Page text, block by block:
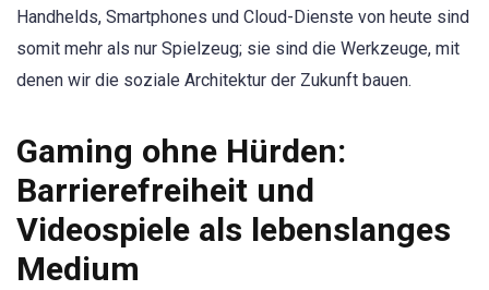
Handhelds, Smartphones und Cloud-Dienste von heute sind
somit mehr als nur Spielzeug; sie sind die Werkzeuge, mit
denen wir die soziale Architektur der Zukunft bauen.
Gaming ohne Hürden:
Barrierefreiheit und
Videospiele als lebenslanges
Medium